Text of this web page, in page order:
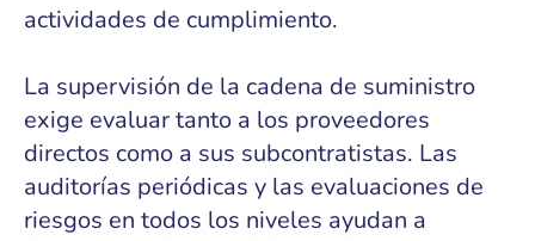
actividades de cumplimiento.
La supervisión de la cadena de suministro
exige evaluar tanto a los proveedores
directos como a sus subcontratistas. Las
auditorías periódicas y las evaluaciones de
riesgos en todos los niveles ayudan a